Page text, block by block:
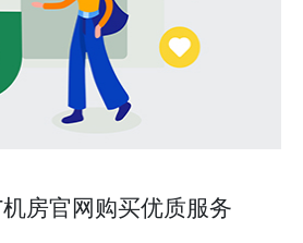
房官网购买优质服务